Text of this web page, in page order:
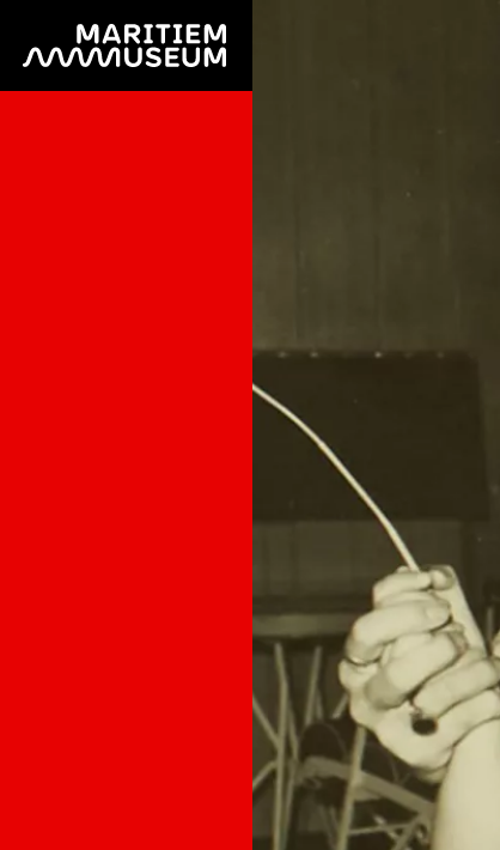
Ga naar de hoofdinhoud